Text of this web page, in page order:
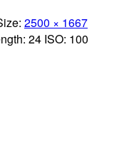
2500 × 1667
24 ISO: 100